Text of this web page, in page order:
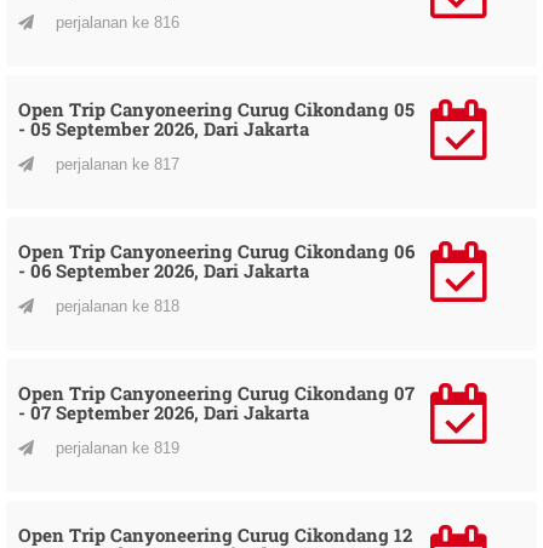
perjalanan ke 816
Open Trip Canyoneering Curug Cikondang 05
- 05 September 2026, Dari Jakarta
perjalanan ke 817
Open Trip Canyoneering Curug Cikondang 06
- 06 September 2026, Dari Jakarta
perjalanan ke 818
Open Trip Canyoneering Curug Cikondang 07
- 07 September 2026, Dari Jakarta
perjalanan ke 819
Open Trip Canyoneering Curug Cikondang 12